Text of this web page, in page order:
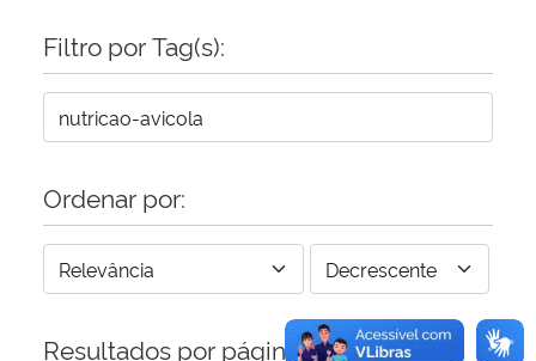
Secretaria-Geral
Secretaria de Governo
Gabinete de Segurança Institucional
Advocacia-Geral da União
Filtro por Tag(s):
Ordenar por:
Resultados por página: